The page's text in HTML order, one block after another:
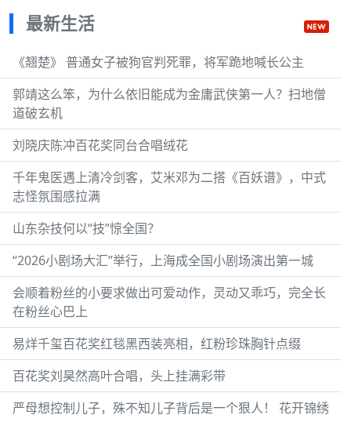
最新生活
《翘楚》 普通女子被狗官判死罪，将军跪地喊长公主
郭靖这么笨，为什么依旧能成为金庸武侠第一人？扫地僧
道破玄机
刘晓庆陈冲百花奖同台合唱绒花
千年鬼医遇上清冷剑客，艾米邓为二搭《百妖谱》，中式
志怪氛围感拉满
山东杂技何以“技”惊全国？
“2026小剧场大汇”举行，上海成全国小剧场演出第一城
会顺着粉丝的小要求做出可爱动作，灵动又乖巧，完全长
在粉丝心巴上
易烊千玺百花奖红毯黑西装亮相，红粉珍珠胸针点缀
百花奖刘昊然高叶合唱，头上挂满彩带
严母想控制儿子，殊不知儿子背后是一个狠人！ 花开锦绣